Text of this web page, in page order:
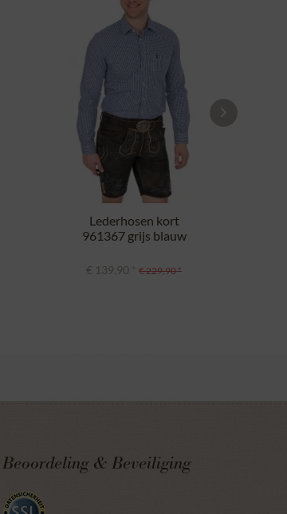
Lederhosen kort
961367 grijs blauw
€ 139,90 * € 229,90 *
Beoordeling & Beveiliging